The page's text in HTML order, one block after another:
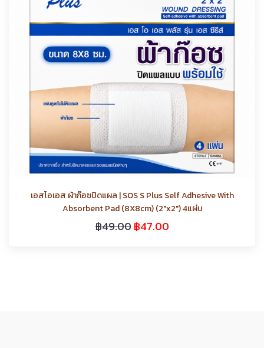
เอสโอเอส ผ้าก๊อซปิดแผล | SOS S Plus Self Adhesive With
Absorbent Pad (8X8cm) (2″x2″) 4แผ่น
฿49.00 ฿47.00